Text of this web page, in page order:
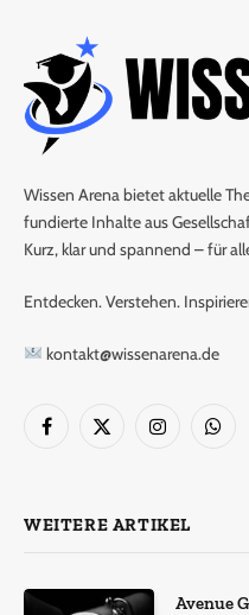
Wissen Arena bietet aktuelle
fundierte Inhalte aus
Kurz, klar und spannend – für
Entdecken. Verstehen.
kontakt@wissenarena.de
Facebook
X
Instagram
WEITERE ARTIKEL
Avenue